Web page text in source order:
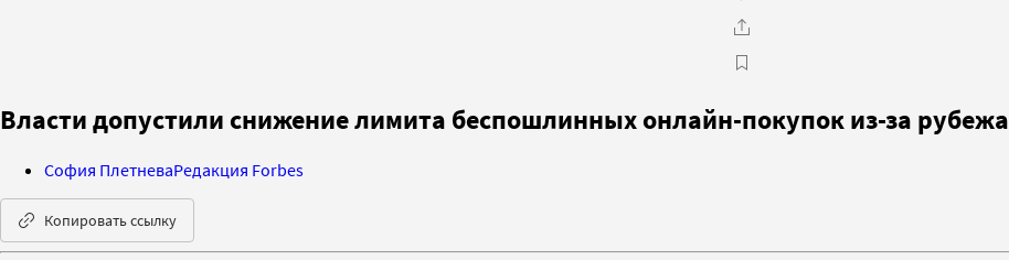
Власти допустили снижение лимита беспошлинных онлайн-покупок из-за рубежа
София ПлетневаРедакция Forbes
Копировать ссылку